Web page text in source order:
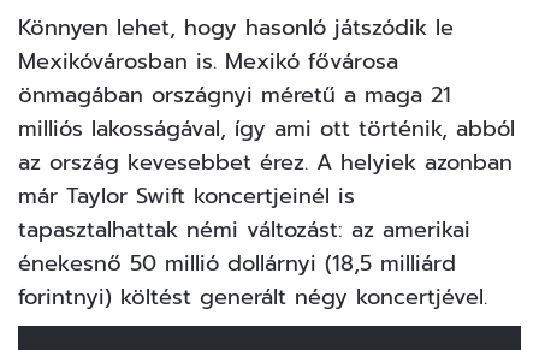
Könnyen lehet, hogy hasonló játszódik le
Mexikóvárosban is. Mexikó fővárosa
önmagában országnyi méretű a maga 21
milliós lakosságával, így ami ott történik, abból
az ország kevesebbet érez. A helyiek azonban
már Taylor Swift koncertjeinél is
tapasztalhattak némi változást: az amerikai
énekesnő 50 millió dollárnyi (18,5 milliárd
forintnyi) költést generált négy koncertjével.